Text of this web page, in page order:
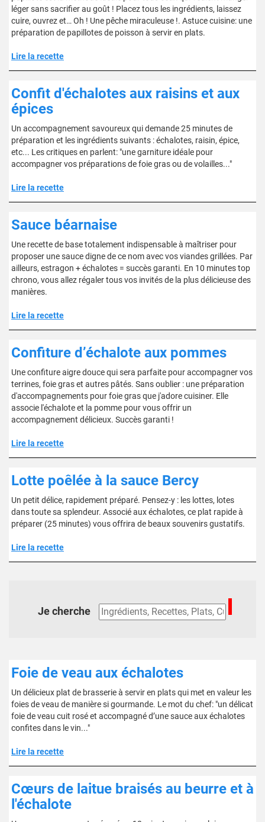
léger sans sacrifier au goût ! Placez tous les ingrédients, laissez
cuire, ouvrez et… Oh ! Une pêche miraculeuse !. Astuce cuisine: une
préparation de papillotes de poisson à servir en plats.
Lire la recette
Confit d'échalotes aux raisins et aux
épices
Un accompagnement savoureux qui demande 25 minutes de
préparation et les ingrédients suivants : échalotes, raisin, épice,
etc... Les critiques en parlent: "une garniture idéale pour
accompagner vos préparations de foie gras ou de volailles..."
Lire la recette
Sauce béarnaise
Une recette de base totalement indispensable à maîtriser pour
proposer une sauce digne de ce nom avec vos viandes grillées. Par
ailleurs, estragon + échalotes = succès garanti. En 10 minutes top
chrono, vous allez régaler tous vos invités de la plus délicieuse des
manières.
Lire la recette
Confiture d’échalote aux pommes
Une confiture aigre douce qui sera parfaite pour accompagner vos
terrines, foie gras et autres pâtés. Sans oublier : une préparation
d'accompagnements pour foie gras que j'adore cuisiner. Elle
associe l'échalote et la pomme pour vous offrir un
accompagnement délicieux. Succès garanti !
Lire la recette
Lotte poêlée à la sauce Bercy
Un petit délice, rapidement préparé. Pensez-y : les lottes, lotes
dans toute sa splendeur. Associé aux échalotes, ce plat rapide à
préparer (25 minutes) vous offrira de beaux souvenirs gustatifs.
Lire la recette
Je cherche
Foie de veau aux échalotes
Un délicieux plat de brasserie à servir en plats qui met en valeur les
foies de veau de manière si gourmande. Le mot du chef: "un délicat
foie de veau cuit rosé et accompagné d’une sauce aux échalotes
confites dans le vin..."
Lire la recette
Cœurs de laitue braisés au beurre et à
l'échalote